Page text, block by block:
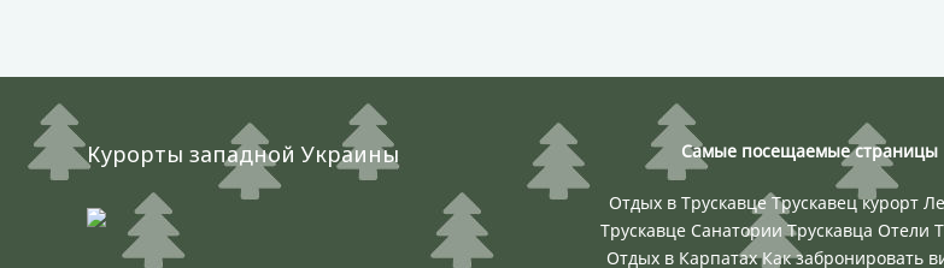
Курорты западной Украины Самые посещаемые страницы
Отдых в Трускавце Трускавец курорт
Трускавце Санатории Трускавца Отели
Отдых в Карпатах Как забронировать